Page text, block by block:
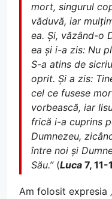
mort, singurul
văduvă, iar
ea. Și, văzând-o
ea și i-a zis: Nu
S-a atins de
oprit. Și a zis:
cel ce fusese
vorbească, iar
frică i-a cuprins
Dumnezeu,
între noi și
Său.”(Luca 7, 11-
Am folosit expresia